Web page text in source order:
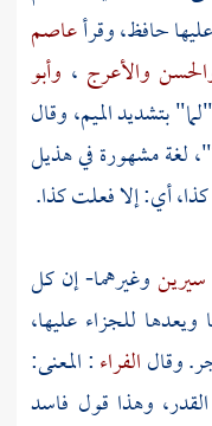
حافظ، وقرأعاصم
والأعرج ، وأبو
بتشديد الميم، وقال
لغة مشهورة فيهذيل
أي: إلا فعلت كذا.
وغيرهما- إن كل
للجزاء عليها،
وقالالفراء: المعنى:
وهذا قول فاسد